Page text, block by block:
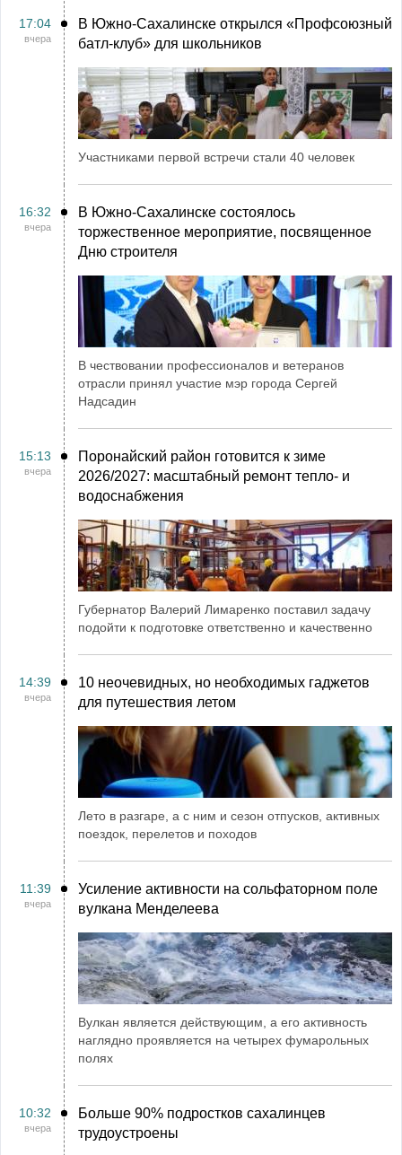
17:04
вчера
В Южно-Сахалинске открылся «Профсоюзный
батл-клуб» для школьников
Участниками первой встречи стали 40 человек
16:32
вчера
В Южно-Сахалинске состоялось
торжественное мероприятие, посвященное
Дню строителя
В чествовании профессионалов и ветеранов
отрасли принял участие мэр города Сергей
Надсадин
15:13
вчера
Поронайский район готовится к зиме
2026/2027: масштабный ремонт тепло- и
водоснабжения
Губернатор Валерий Лимаренко поставил задачу
подойти к подготовке ответственно и качественно
14:39
вчера
10 неочевидных, но необходимых гаджетов
для путешествия летом
Лето в разгаре, а с ним и сезон отпусков, активных
поездок, перелетов и походов
11:39
вчера
Усиление активности на сольфаторном поле
вулкана Менделеева
Вулкан является действующим, а его активность
наглядно проявляется на четырех фумарольных
полях
10:32
вчера
Больше 90% подростков сахалинцев
трудоустроены